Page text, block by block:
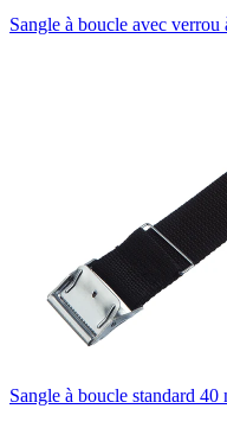
Sangle à boucle avec verrou
Sangle à boucle standard 40